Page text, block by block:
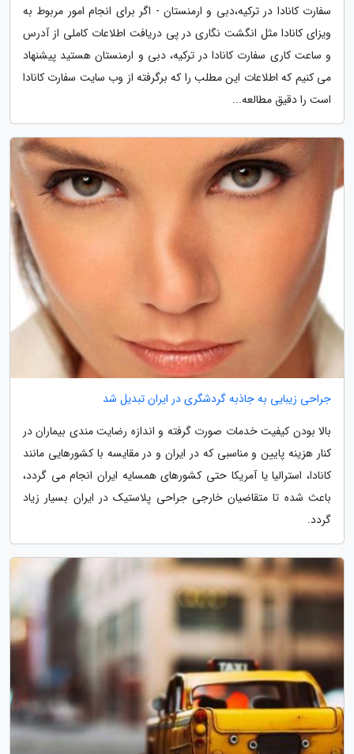
سفارت کانادا در ترکیه،دبی و ارمنستان - اگر برای انجام امور مربوط به
ویزای کانادا مثل انگشت نگاری در پی دریافت اطلاعات کاملی از آدرس
و ساعت کاری سفارت کانادا در ترکیه، دبی و ارمنستان هستید پیشنهاد
می کنیم که اطلاعات این مطلب را که برگرفته از وب سایت سفارت کانادا
است را دقیق مطالعه...
جراحی زیبایی به جاذبه گردشگری در ایران تبدیل شد
بالا بودن کیفیت خدمات صورت گرفته و اندازه رضایت مندی بیماران در
کنار هزینه پایین و مناسبی که در ایران و در مقایسه با کشورهایی مانند
کانادا، استرالیا یا آمریکا حتی کشورهای همسایه ایران انجام می گردد،
باعث شده تا متقاضیان خارجی جراحی پلاستیک در ایران بسیار زیاد
گردد.